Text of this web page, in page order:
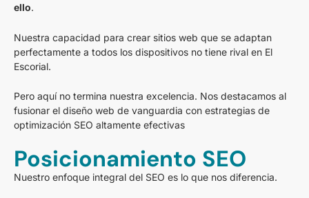
ello.
Nuestra capacidad para crear sitios web que se adaptan
perfectamente a todos los dispositivos no tiene rival en El
Escorial.
Pero aquí no termina nuestra excelencia. Nos destacamos al
fusionar el diseño web de vanguardia con estrategias de
optimización SEO altamente efectivas
Posicionamiento SEO
Nuestro enfoque integral del SEO es lo que nos diferencia.